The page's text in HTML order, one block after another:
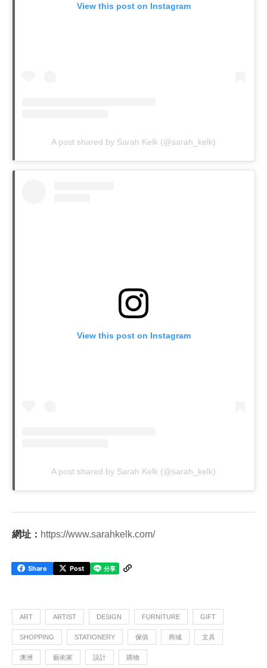
View this post on Instagram
A post shared by Sarah Kelk (@sarah_kelk)
View this post on Instagram
A post shared by Sarah Kelk (@sarah_kelk)
網址： https://www.sarahkelk.com/
Share Post
ART ARTIST DESIGN FURNITURE GIFT
SHOPPING STATIONERY 傢俱 商城 文具
澳洲 藝術家 設計 購物